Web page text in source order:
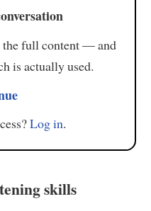
the full content — and
is actually used.
Log in.
skills